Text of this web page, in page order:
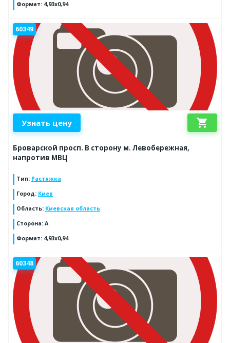
Формат: 4,93x0,94
60349
Узнать цену shopping_cart
Броварской просп. В сторону м. Левобережная,
напротив МВЦ
Тип: Растяжка
Город: Киев
Область: Киевская область
Сторона: A
Формат: 4,93x0,94
60348